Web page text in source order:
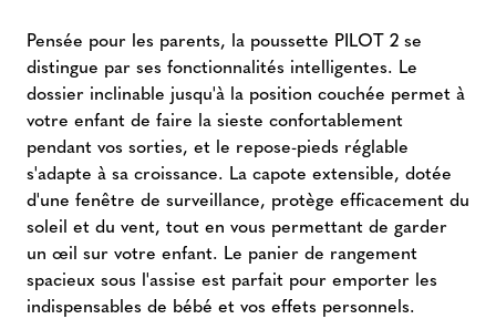
Pensée pour les parents, la poussette PILOT 2 se
distingue par ses fonctionnalités intelligentes. Le
dossier inclinable jusqu'à la position couchée permet à
votre enfant de faire la sieste confortablement
pendant vos sorties, et le repose-pieds réglable
s'adapte à sa croissance. La capote extensible, dotée
d'une fenêtre de surveillance, protège efficacement du
soleil et du vent, tout en vous permettant de garder
un œil sur votre enfant. Le panier de rangement
spacieux sous l'assise est parfait pour emporter les
indispensables de bébé et vos effets personnels.